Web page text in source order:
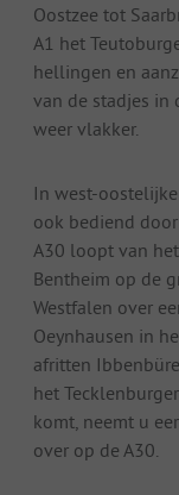
Oostzee tot
A1 het
hellingen en
van de stadjes in
weer vlakker.
In west-
ook bediend
A30 loopt van
Bentheim op de
Westfalen over
Oeynhausen in
afritten
het
komt, neemt u
over op de A30.